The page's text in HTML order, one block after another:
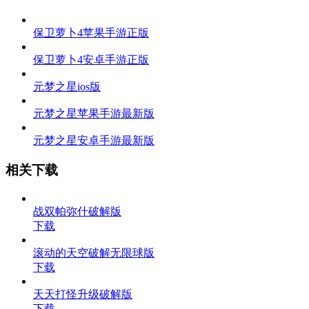
保卫萝卜4苹果手游正版
保卫萝卜4安卓手游正版
元梦之星ios版
元梦之星苹果手游最新版
元梦之星安卓手游最新版
相关下载
战双帕弥什破解版
下载
滚动的天空破解无限球版
下载
天天打怪升级破解版